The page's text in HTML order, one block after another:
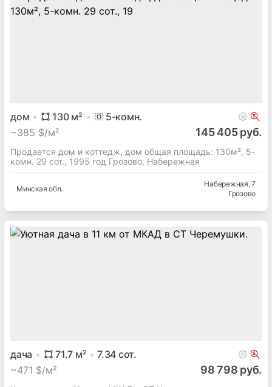
дом 130м² 5-комн.
~385 $/м² 145 405 руб.
Продается дом и коттедж, дом общая площадь: 130м², 5-
комн. 29 сот., 1995 год Грозово, Набережная
Минская обл.
Набережная, 7
Грозово
дача 71.7 м² 7.34 сот.
~471 $/м² 98 798 руб.